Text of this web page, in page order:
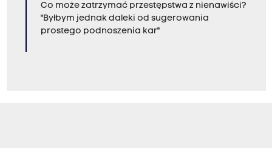
Co może zatrzymać przestępstwa z nienawiści?
"Byłbym jednak daleki od sugerowania
prostego podnoszenia kar"